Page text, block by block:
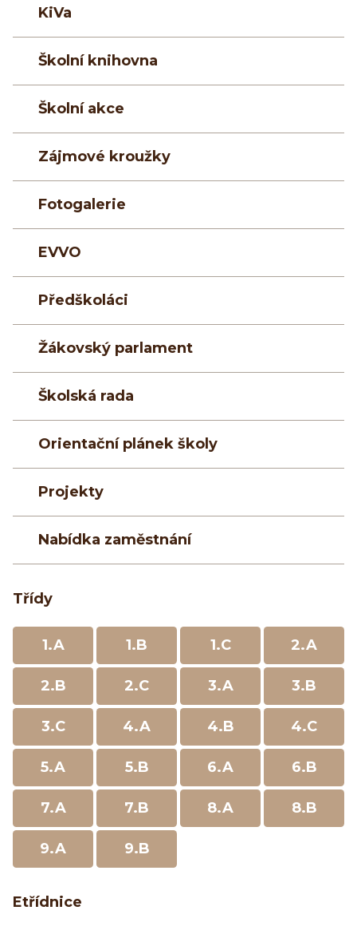
KiVa
Školní knihovna
Školní akce
Zájmové kroužky
Fotogalerie
EVVO
Předškoláci
Žákovský parlament
Školská rada
Orientační plánek školy
Projekty
Nabídka zaměstnání
Třídy
1.A 1.B 1.C 2.A
2.B 2.C 3.A 3.B
3.C 4.A 4.B 4.C
5.A 5.B 6.A 6.B
7.A 7.B 8.A 8.B
9.A 9.B
Etřídnice